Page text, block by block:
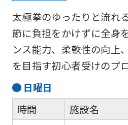
太極拳のゆったりと流れ
節に負担をかけずに全身
ンス能力、柔軟性の向上
を目指す初心者受けのプ
日曜日
時間
施設名